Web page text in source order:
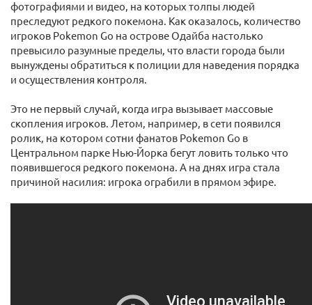
фотографиями и видео, на которых толпы людей
преследуют редкого покемона. Как оказалось, количество
игроков Pokemon Go на острове Одайба настолько
превысило разумные пределы, что власти города были
вынуждены обратиться к полиции для наведения порядка
и осуществления контроля.
Это не первый случай, когда игра вызывает массовые
скопления игроков. Летом, например, в сети появился
ролик, на котором сотни фанатов Pokemon Go в
Центральном парке Нью-Йорка бегут ловить только что
появившегося редкого покемона. А на днях игра стала
причиной насилия: игрока ограбили в прямом эфире.